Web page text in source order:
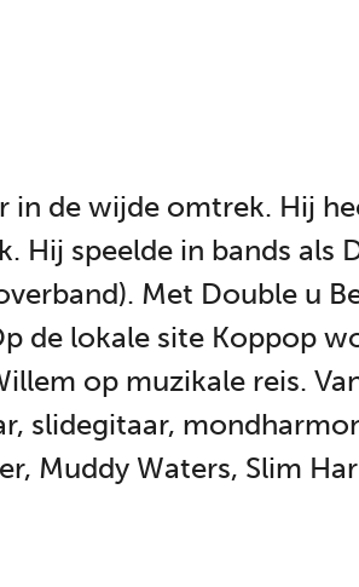
in de wijde omtrek. Hij
Hij speelde in bands als
Met Double u
de lokale site Koppop
op muzikale reis.
slidegitaar,
Muddy Waters, Slim